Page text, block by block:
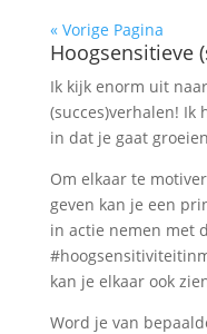
« Vorige Pagina
Hoogsensitieve
Ik kijk enorm uit
(succes)verhalen!
in dat je gaat
Om elkaar te
geven kan je een
in actie nemen met
kan je elkaar ook
Word je van